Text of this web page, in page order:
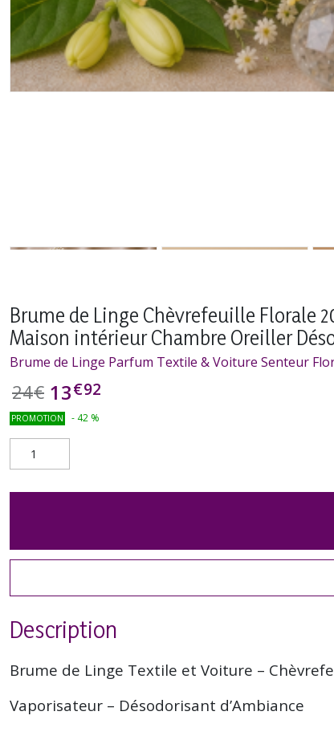
Brume de Linge Chèvrefeuille Florale
Maison intérieur Chambre Oreiller
Brume de Linge Parfum Textile & Voiture Senteur
24€ 13€92
PROMOTION - 42 %
Description
Brume de Linge Textile et Voiture –
Vaporisateur – Désodorisant d’Ambiance